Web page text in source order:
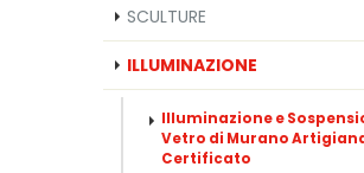
SCULTURE
ILLUMINAZIONE
Illuminazione e
Vetro di Murano
Certificato